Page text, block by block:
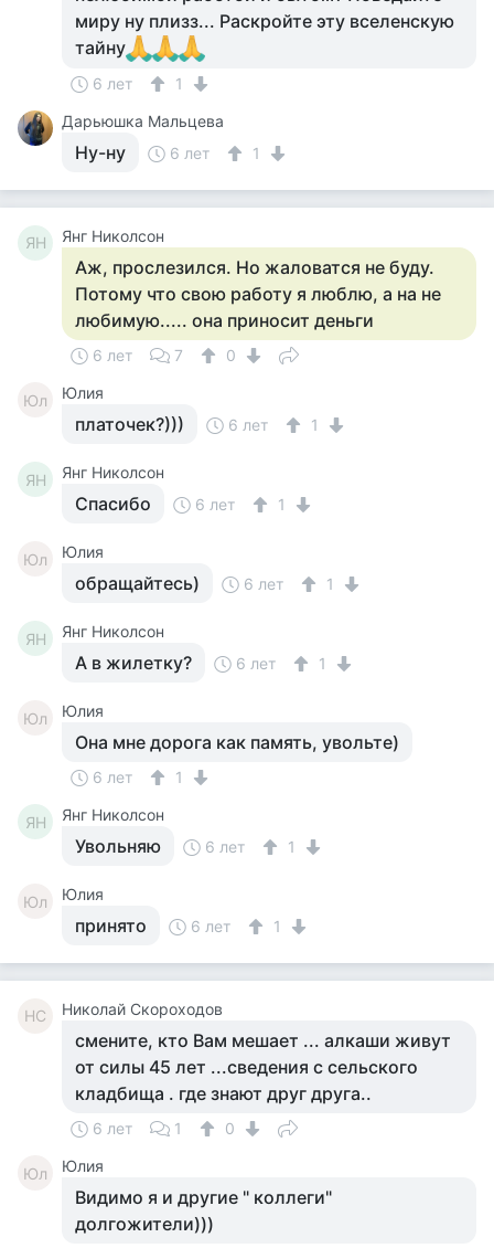
миру ну плизз... Раскройте эту вселенскую
тайну
6 лет
1
Дарьюшка Мальцева
Ну-ну 6 лет 1
ЯН Янг Николсон
Аж, прослезился. Но жаловатся не буду.
Потому что свою работу я люблю, а на не
любимую..... она приносит деньги
6 лет 7 0
Юл Юлия
платочек?))) 6 лет 1
ЯН Янг Николсон
Спасибо 6 лет 1
Юл Юлия
обращайтесь) 6 лет 1
ЯН Янг Николсон
А в жилетку? 6 лет 1
Юл Юлия
Она мне дорога как память, увольте)
6 лет 1
ЯН Янг Николсон
Увольняю 6 лет 1
Юл Юлия
принято 6 лет 1
НС Николай Скороходов
смените, кто Вам мешает ... алкаши живут
от силы 45 лет ...сведения с сельского
кладбища . где знают друг друга..
6 лет 1 0
Юл Юлия
Видимо я и другие " коллеги"
долгожители)))